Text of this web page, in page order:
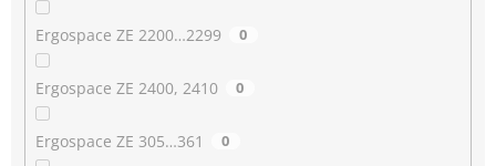
Ergospace ZE 2200…2299 0
Ergospace ZE 2400, 2410 0
Ergospace ZE 305…361 0